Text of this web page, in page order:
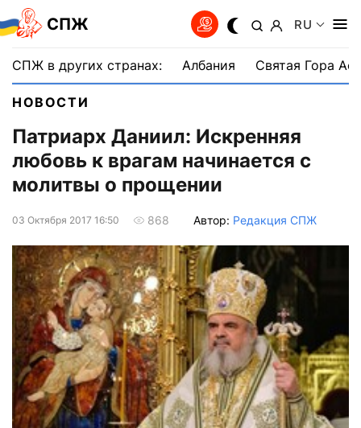
СПЖ RU
СПЖ в других странах: Албания Святая Гора
НОВОСТИ
Патриарх Даниил: Искренняя
любовь к врагам начинается с
молитвы о прощении
03 Октября 2017 16:50 868 Автор: Редакция СПЖ